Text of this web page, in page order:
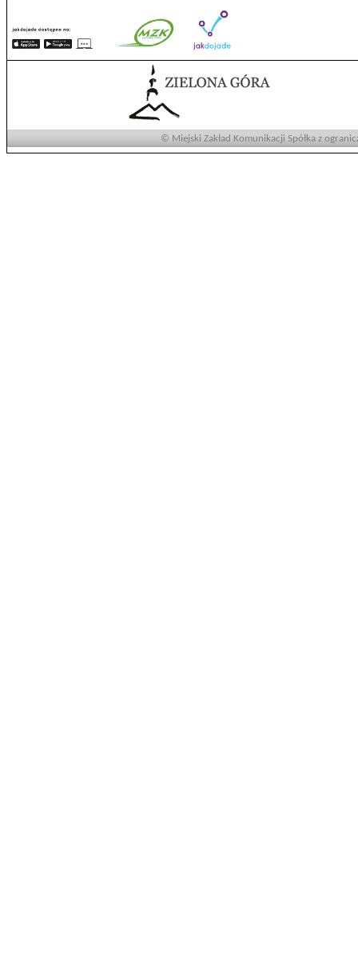
© Miejski Zakład Komunikacji Spółka z